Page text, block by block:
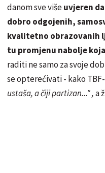
danom sve višeuvjeren
dobro odgojenih,
kvalitetno obrazovanih
tu promjenu nabolje
raditi ne samo za svoje
se opterećivati - kako
ustaša, a čiji partizan..." ,a